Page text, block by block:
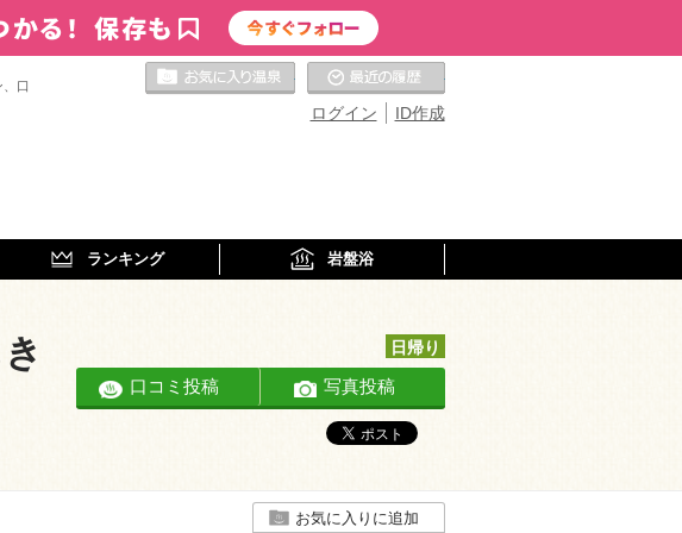
口
ID作成
ログイン
お気に入りの温泉
ランキング 岩盤浴
日帰り
口コミ投稿 写真投稿
お気に入りに追加